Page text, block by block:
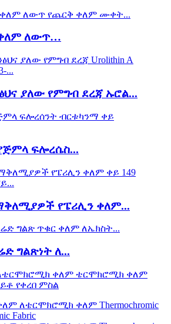
ለውጥ…
ያለው የምግብ ደረጃ ኡሮል...
ፍሎረሴስ...
የፔሪሊን ቀለም...
ግልጽነት ለ...